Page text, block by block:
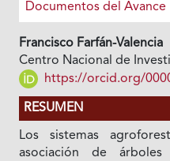
Documentos del Avance
Francisco Farfán-Valencia
Centro Nacional de
https://orcid.org/
RESUMEN
Los sistemas
asociación de